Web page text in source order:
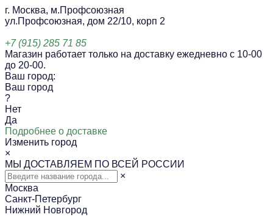
г. Москва, м.Профсоюзная
ул.Профсоюзная, дом 22/10, корп 2
+7 (915) 285 71 85
Магазин работает только на доставку ежедневно с 10-00
до 20-00.
Ваш город:
Ваш город
?
Нет
Да
Подробнее о доставке
Изменить город
×
МЫ ДОСТАВЛЯЕМ ПО ВСЕЙ РОССИИ
×
Москва
Санкт-Петербург
Нижний Новгород